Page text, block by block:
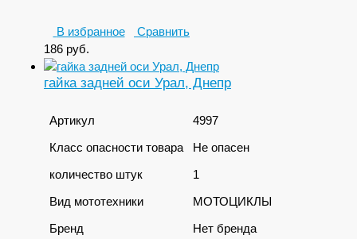
В избранное
Сравнить
186 руб.
гайка задней оси Урал, Днепр
Артикул
4997
Класс опасности товара
Не опасен
количество штук
1
Вид мототехники
МОТОЦИКЛЫ
Бренд
Нет бренда